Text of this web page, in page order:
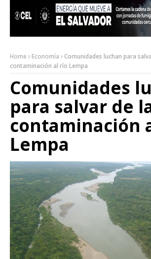
Home Economía
Comunidades luchan para
contaminación al río Lempa
Comunidades
para salvar de
contaminación
Lempa